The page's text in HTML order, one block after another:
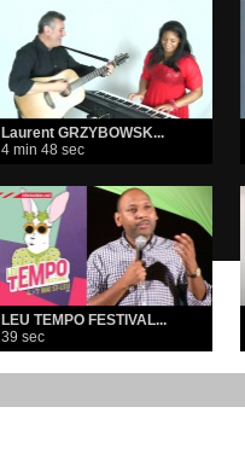
Laurent GRZYBOWSK...
4 min 48 sec
LEU TEMPO FESTIVAL...
39 sec